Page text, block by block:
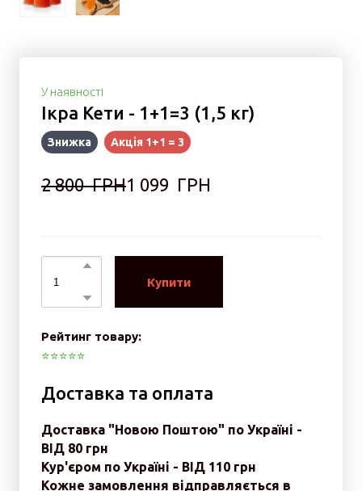
У наявності
Ікра Кети - 1+1=3 (1,5 кг)
Знижка Акція 1+1 = 3
2 800  ГРН1 099  ГРН
Купити
Рейтинг товару:
⭐️⭐️⭐️⭐️⭐️
Доставка та оплата
Доставка "Новою Поштою" по Україні -
ВІД 80 грн
Кур'єром по Україні - ВІД 110 грн
Кожне замовлення відправляється в